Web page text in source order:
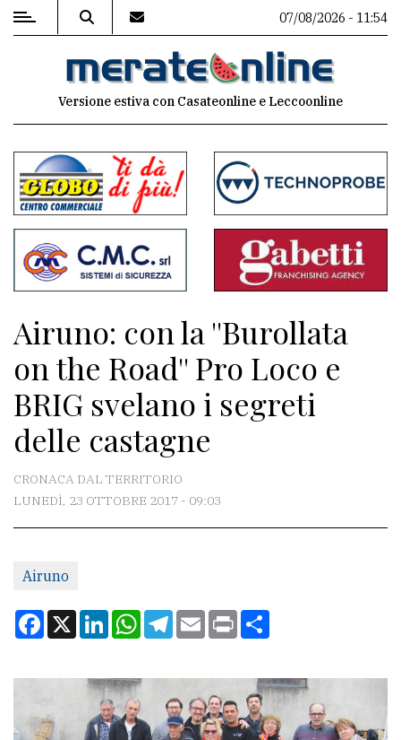
MENU
commenti
Contenuti
del
sito
Associazioni
Meteo
CONTATTI
La
redazione
Per
tua
CERCA
07/08/2026 - 11:54
Versione estiva con Casateonline e Leccoonline
Airuno: con la ''Burollata
on the Road'' Pro Loco e
BRIG svelano i segreti
delle castagne
CRONACA DAL TERRITORIO
LUNEDÌ, 23 OTTOBRE 2017 - 09:03
Airuno
Facebook
X LinkedInWhatsApp
Telegram
EmailPrint